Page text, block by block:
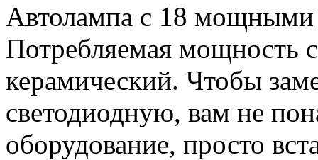
Автолампа с 18 мощными
Потребляемая мощность
керамический. Чтобы
светодиодную, вам не
оборудование, просто